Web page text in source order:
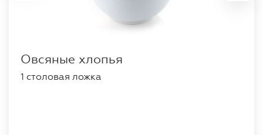
Овсяные хлопья
1 столовая ложка